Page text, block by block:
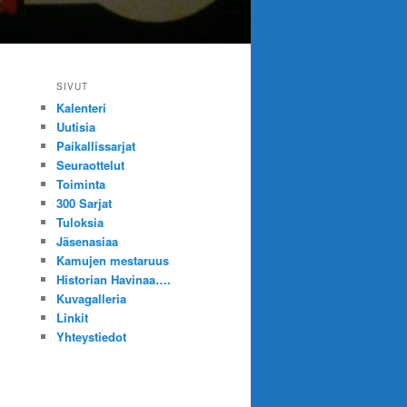
SIVUT
Kalenteri
Uutisia
Paikallissarjat
Seuraottelut
Toiminta
300 Sarjat
Tuloksia
Jäsenasiaa
Kamujen mestaruus
Historian Havinaa….
Kuvagalleria
Linkit
Yhteystiedot